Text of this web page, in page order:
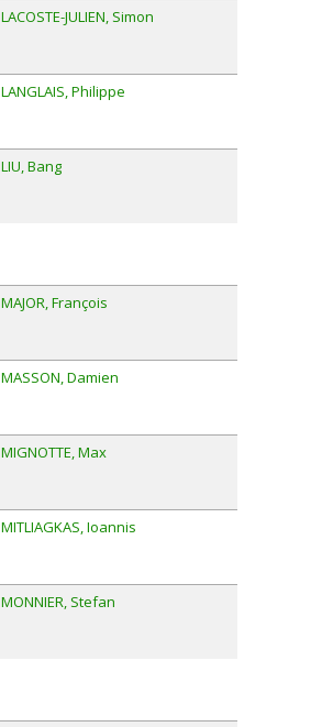
LACOSTE-JULIEN Simon
LANGLAIS Philippe
LIU Bang
MAJOR François
MASSON Damien
MIGNOTTE Max
MITLIAGKAS Ioannis
MONNIER Stefan